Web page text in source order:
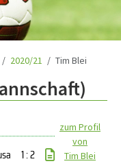
2020/21 Tim Blei
zum Profil
von
Tim Blei
1 : 2